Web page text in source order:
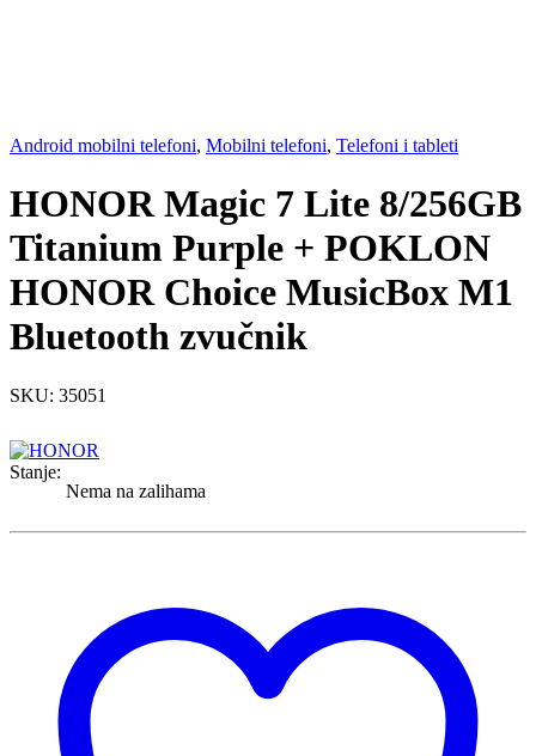
Android mobilni telefoni, Mobilni telefoni, Telefoni i tableti
HONOR Magic 7 Lite 8/256GB
Titanium Purple + POKLON
HONOR Choice MusicBox M1
Bluetooth zvučnik
SKU: 35051
Stanje:
Nema na zalihama